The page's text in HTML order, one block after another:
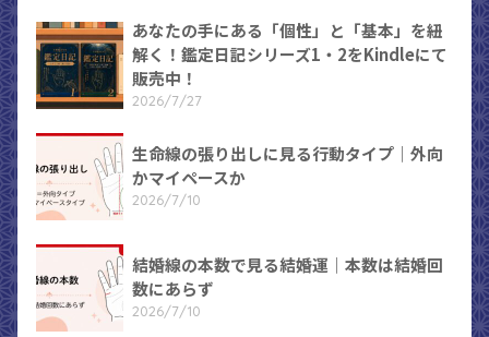
あなたの手にある「個性」と「基本」を紐
解く！鑑定日記シリーズ1・2をKindleにて
販売中！
2026/7/27
生命線の張り出しに見る行動タイプ｜外向
かマイペースか
2026/7/10
結婚線の本数で見る結婚運｜本数は結婚回
数にあらず
2026/7/10